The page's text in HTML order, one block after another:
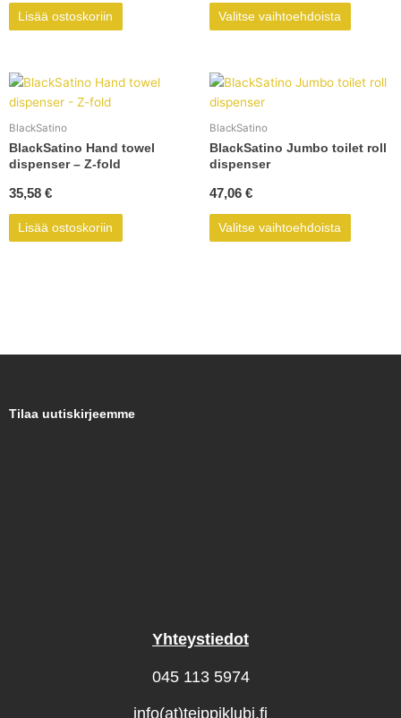
Lisää ostoskoriin Valitse vaihtoehdoista
valinnat
tuotteen
BlackSatino
BlackSatino Hand towel
dispenser – Z-fold
35,58 €
Lisää ostoskoriin
BlackSatino
BlackSatino Jumbo toilet roll
dispenser
47,06 €
Valitse vaihtoehdoista
Tällä
useampi
valinnat
tuotteen
Tilaa uutiskirjeemme
Yhteystiedot
045 113 5974
info(at)teippiklubi.fi